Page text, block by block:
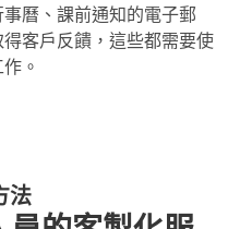
曆、課前通知的電子郵
客戶反饋，這些都需要使
。
法